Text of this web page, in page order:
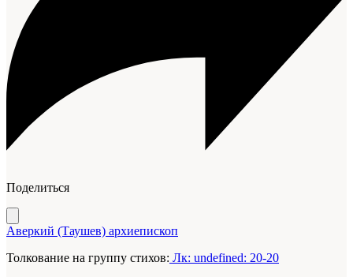
Поделиться
Аверкий (Таушев) архиепископ
Толкование на группу стихов: Лк: undefined: 20-20